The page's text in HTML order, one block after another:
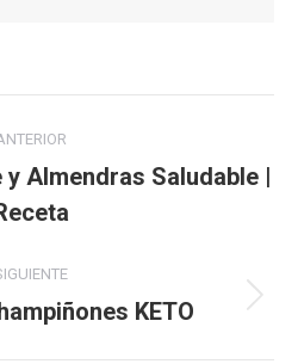
Publicación
anterior:
Almendras Saludable |
Publicación KETO